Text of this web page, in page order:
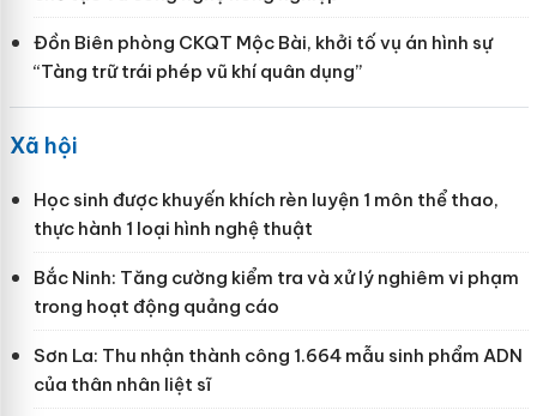
Đồn Biên phòng CKQT Mộc Bài, khởi tố vụ án hình sự
“Tàng trữ trái phép vũ khí quân dụng”
Xã hội
Học sinh được khuyến khích rèn luyện 1 môn thể thao,
thực hành 1 loại hình nghệ thuật
Bắc Ninh: Tăng cường kiểm tra và xử lý nghiêm vi phạm
trong hoạt động quảng cáo
Sơn La: Thu nhận thành công 1.664 mẫu sinh phẩm ADN
của thân nhân liệt sĩ